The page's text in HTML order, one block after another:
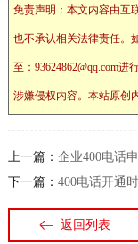
免责声明：本文内容由互
也不承认相关法律责任。
至：93624862@qq.com
涉嫌侵权内容。本站原创
上一篇： 企业400电话
下一篇： 400电话开通
返回列表